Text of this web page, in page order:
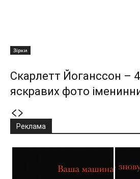
Зірки
Скарлетт Йоганссон –
яскравих фото
Реклама